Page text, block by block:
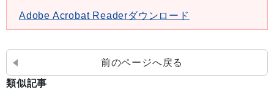
Adobe Acrobat Readerダウンロード
前のページへ戻る
類似記事